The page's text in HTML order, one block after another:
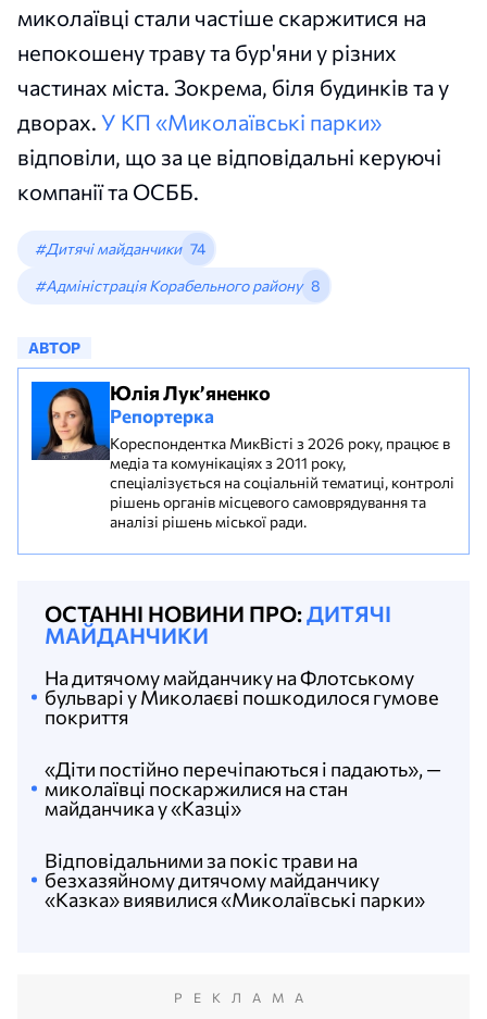
миколаївці стали частіше скаржитися на
непокошену траву та бур'яни у різних
частинах міста. Зокрема, біля будинків та у
дворах. У КП «Миколаївські парки»
відповіли, що за це відповідальні керуючі
компанії та ОСББ.
#Дитячі майданчики 74
#Адміністрація Корабельного району 8
АВТОР
Юлія Лук’яненко
Репортерка
Кореспондентка МикВісті з 2026 року, працює в
медіа та комунікаціях з 2011 року,
спеціалізується на соціальній тематиці, контролі
рішень органів місцевого самоврядування та
аналізі рішень міської ради.
ОСТАННІ НОВИНИ ПРО:ДИТЯЧІ
МАЙДАНЧИКИ
Відповідальними за покіс трави на
безхазяйному дитячому майданчику
«Казка» виявилися «Миколаївські парки»
«Діти постійно перечіпаються і падають», —
миколаївці поскаржилися на стан
майданчика у «Казці»
На дитячому майданчику на Флотському
бульварі у Миколаєві пошкодилося гумове
покриття
РЕКЛАМА